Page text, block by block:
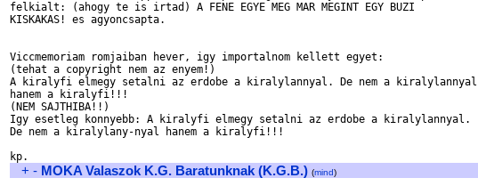
felkialt: (ahogy te is irtad) A FENE EGYE MEG MAR MEGINT EGY BUZI
KISKAKAS! es agyoncsapta.
Viccmemoriam romjaiban hever, igy importalnom kellett egyet:
(tehat a copyright nem az enyem!)
A kiralyfi elmegy setalni az erdobe a kiralylannyal. De nem a kiralylannyal
hanem a kiralyfi!!!
(NEM SAJTHIBA!!)
Igy esetleg konnyebb: A kiralyfi elmegy setalni az erdobe a kiralylannyal.
De nem a kiralylany-nyal hanem a kiralyfi!!!
+ - MOKA Valaszok K.G. Baratunknak (K.G.B.) (mind)